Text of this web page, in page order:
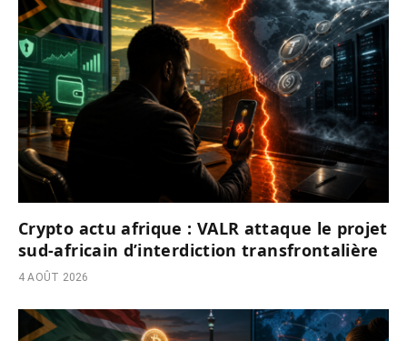
Crypto actu afrique : VALR attaque le projet
sud-africain d’interdiction transfrontalière
4 AOÛT 2026